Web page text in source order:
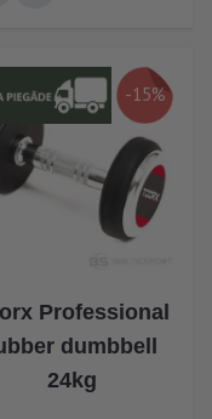
-15%
Professional
dumbbell
24kg